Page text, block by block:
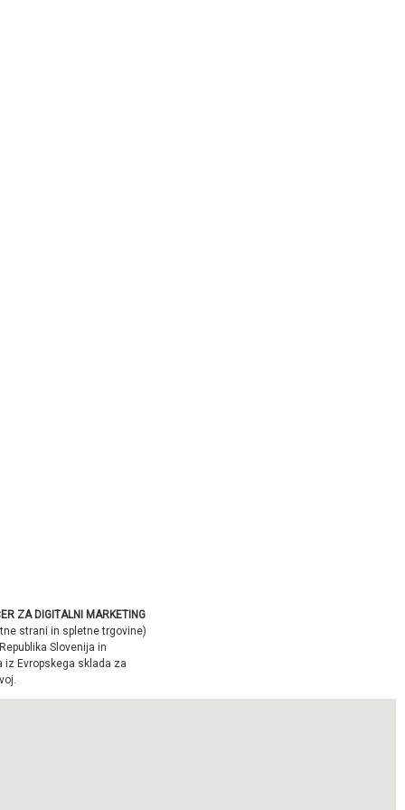
ZA DIGITALNI MARKETING
strani in spletne trgovine)
Slovenija in
iz Evropskega sklada za